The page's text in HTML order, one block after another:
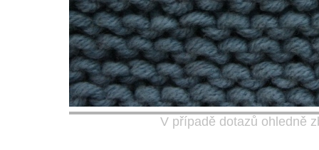
V případě dotazů ohledně